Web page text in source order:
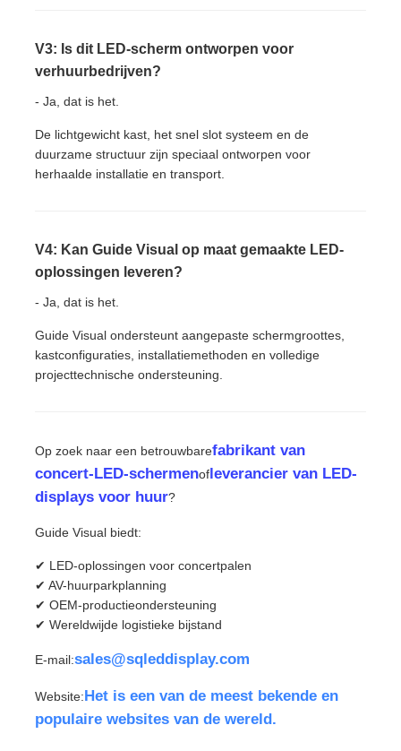
V3: Is dit LED-scherm ontworpen voor
verhuurbedrijven?
- Ja, dat is het.
De lichtgewicht kast, het snel slot systeem en de
duurzame structuur zijn speciaal ontworpen voor
herhaalde installatie en transport.
V4: Kan Guide Visual op maat gemaakte LED-
oplossingen leveren?
- Ja, dat is het.
Guide Visual ondersteunt aangepaste schermgroottes,
kastconfiguraties, installatiemethoden en volledige
projecttechnische ondersteuning.
Op zoek naar een betrouwbarefabrikant van
concert-LED-schermenofleverancier van LED-
displays voor huur?
Guide Visual biedt:
✔ LED-oplossingen voor concertpalen
✔ AV-huurparkplanning
✔ OEM-productieondersteuning
✔ Wereldwijde logistieke bijstand
E-mail:sales@sqleddisplay.com
Website:Het is een van de meest bekende en
populaire websites van de wereld.